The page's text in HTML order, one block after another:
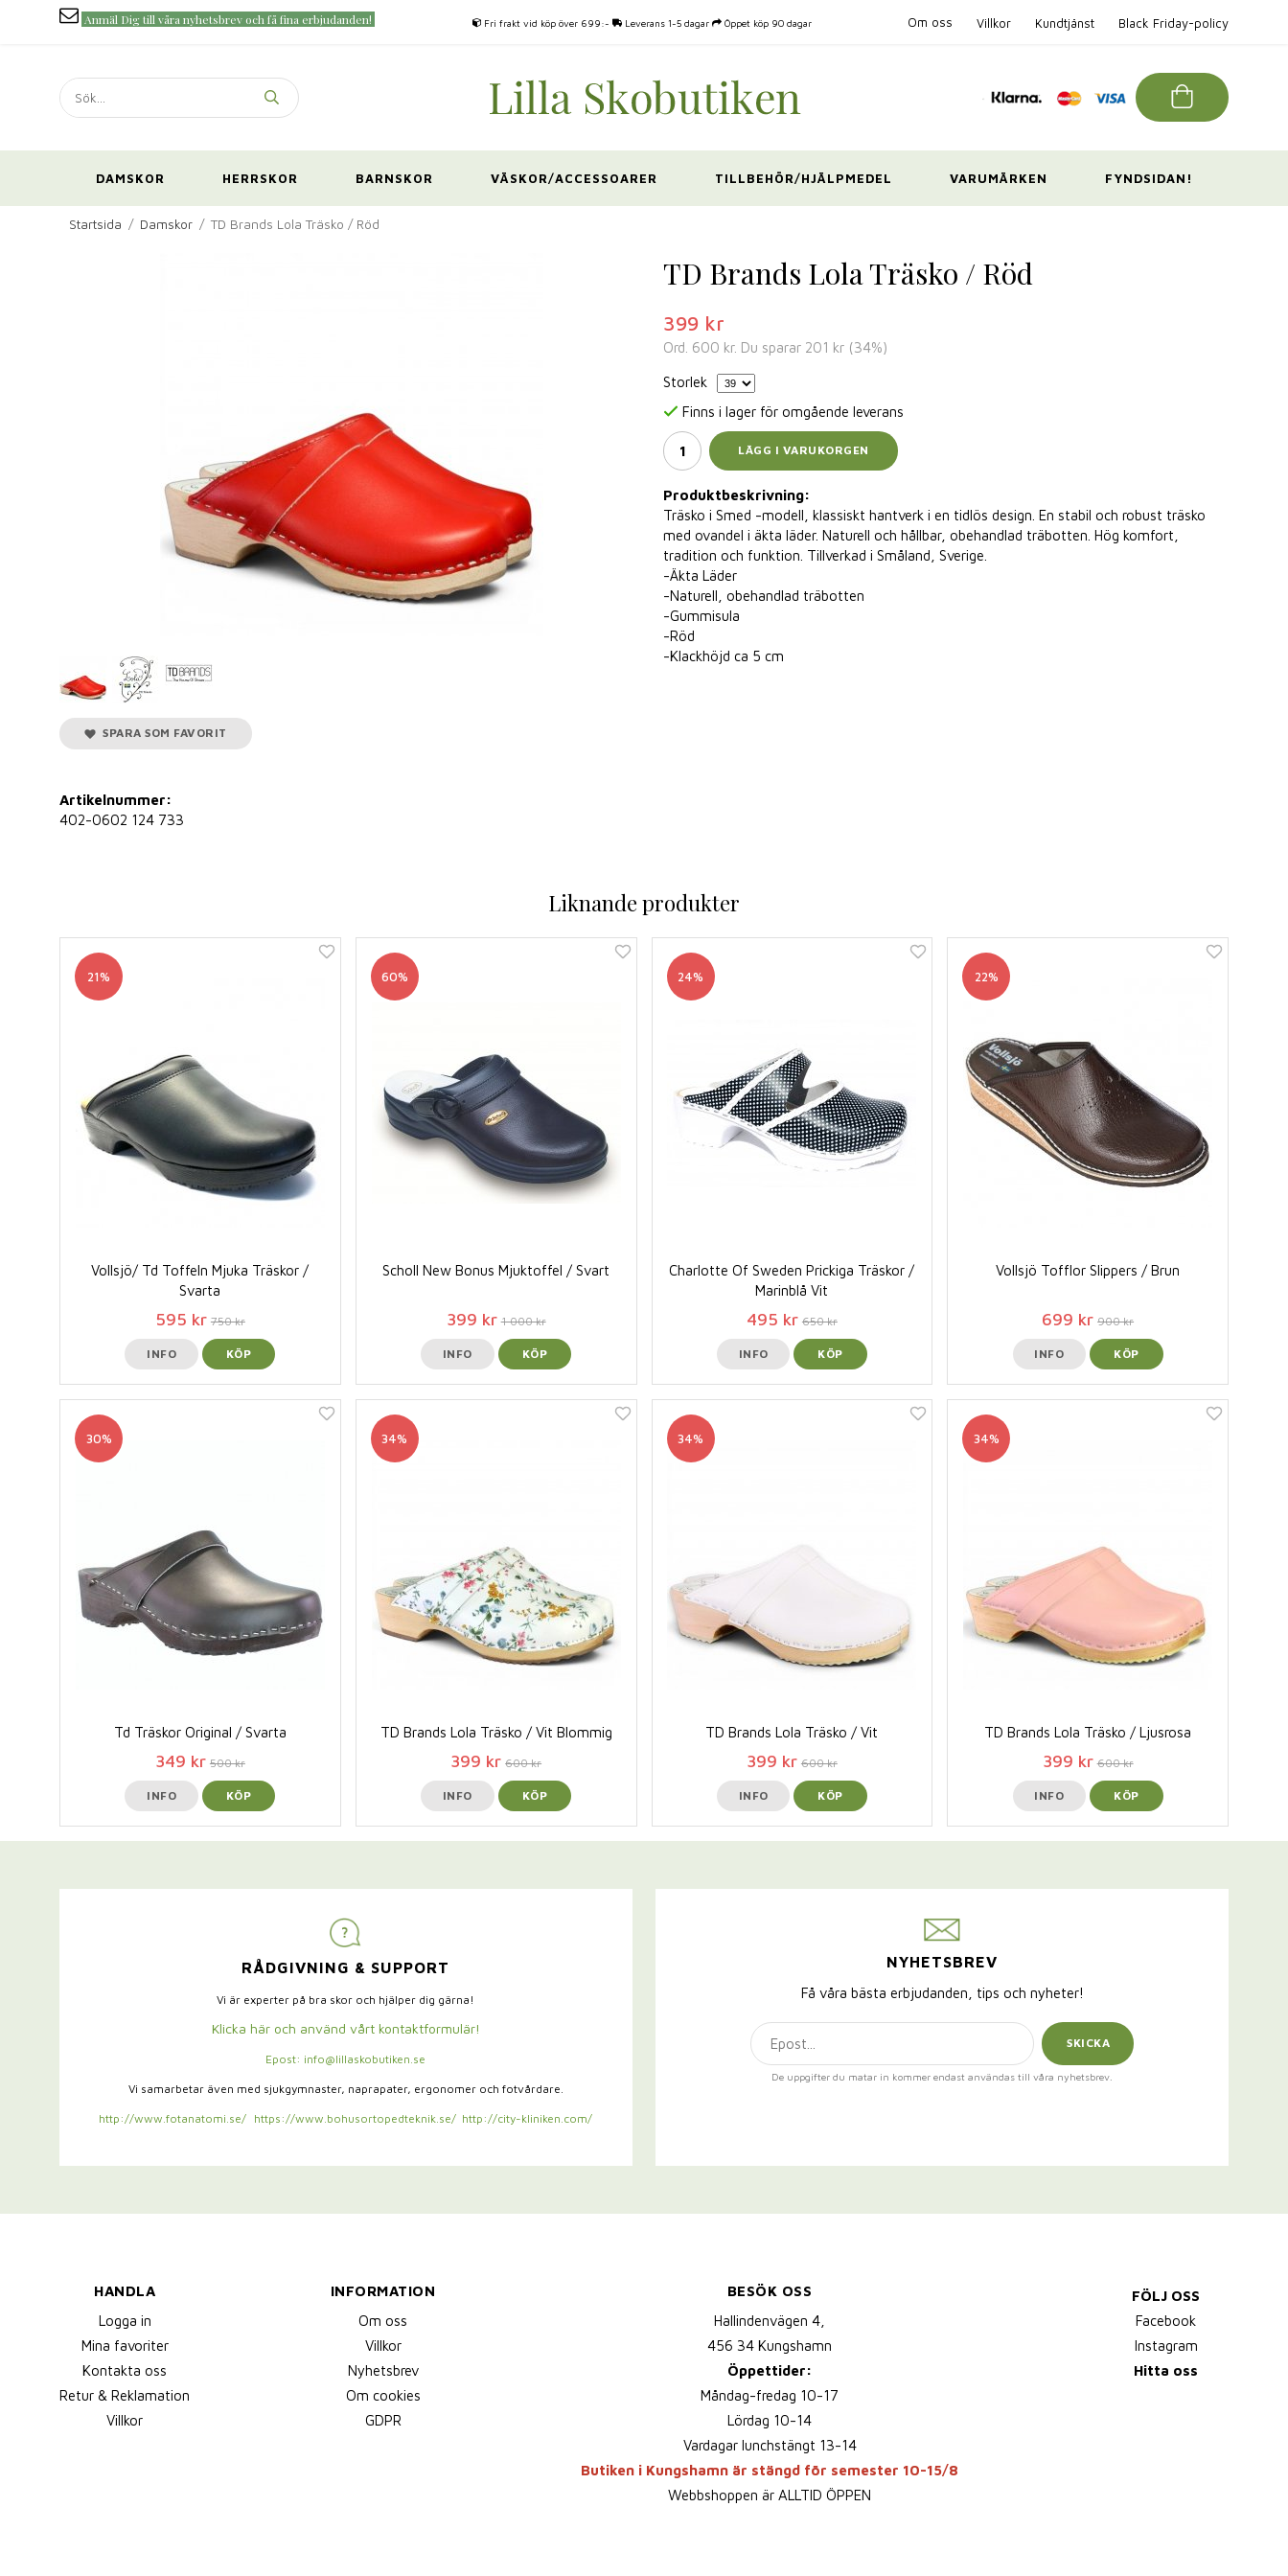
Anmäl Dig till våra nyhetsbrev och få fina erbjudanden! Fri frakt vid köp över 699:- Leverans 1-5 dagar Öppet köp 90 dagar Om oss Villkor Kundtjänst Black Friday-policy
DAMSKOR HERRSKOR BARNSKOR VÄSKOR/ACCESSOARER TILLBEHÖR/HJÄLPMEDEL VARUMÄRKEN FYNDSIDAN!
Startsida / Damskor / TD Brands Lola Träsko / Röd
TD Brands Lola Träsko / Röd
399 kr
Ord. 600 kr. Du sparar 201 kr (34%)
Storlek
Finns i lager för omgående leverans
LÄGG I VARUKORGEN
Produktbeskrivning:
Träsko i Smed -modell, klassiskt hantverk i en tidlös design. En stabil och robust träsko
med ovandel i äkta läder. Naturell och hållbar, obehandlad träbotten. Hög komfort,
tradition och funktion. Tillverkad i Småland, Sverige.
-Äkta Läder
-Naturell, obehandlad träbotten
-Gummisula
-Röd
-Klackhöjd ca 5 cm
SPARA SOM FAVORIT
Artikelnummer:
402-0602 124 733
Liknande produkter
21%
Vollsjö/ Td Toffeln Mjuka Träskor /
Svarta
595 kr 750 kr
INFO KÖP
60%
Scholl New Bonus Mjuktoffel / Svart
399 kr 1 000 kr
INFO KÖP
24%
Charlotte Of Sweden Prickiga Träskor /
Marinblå Vit
495 kr 650 kr
INFO KÖP
22%
Vollsjö Tofflor Slippers / Brun
699 kr 900 kr
INFO KÖP
30%
Td Träskor Original / Svarta
349 kr 500 kr
INFO KÖP
34%
TD Brands Lola Träsko / Vit Blommig
399 kr 600 kr
INFO KÖP
34%
TD Brands Lola Träsko / Vit
399 kr 600 kr
INFO KÖP
34%
TD Brands Lola Träsko / Ljusrosa
399 kr 600 kr
INFO KÖP
RÅDGIVNING & SUPPORT
Vi är experter på bra skor och hjälper dig gärna!
Klicka här och använd vårt kontaktformulär!
Epost: info@lillaskobutiken.se
Vi samarbetar även med sjukgymnaster, naprapater, ergonomer och fotvårdare.
http://www.fotanatomi.se/ https://www.bohusortopedteknik.se/ http://city-kliniken.com/
NYHETSBREV
Få våra bästa erbjudanden, tips och nyheter!
SKICKA
De uppgifter du matar in kommer endast användas till våra nyhetsbrev.
HANDLA
Logga in
Mina favoriter
Kontakta oss
Retur & Reklamation
Villkor
INFORMATION
Om oss
Villkor
Nyhetsbrev
Om cookies
GDPR
BESÖK OSS
Hallindenvägen 4,
456 34 Kungshamn
Öppettider:
Måndag-fredag 10-17
Lördag 10-14
Vardagar lunchstängt 13-14
Butiken i Kungshamn är stängd för semester 10-15/8
Webbshoppen är ALLTID ÖPPEN
FÖLJ OSS
Facebook
Instagram
Hitta oss